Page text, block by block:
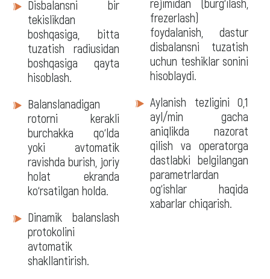
Disbalansni bir
tekislikdan
boshqasiga, bitta
tuzatish radiusidan
boshqasiga qayta
hisoblash.
Balanslanadigan
rotorni kerakli
burchakka qo‘lda
yoki avtomatik
ravishda burish, joriy
holat ekranda
ko‘rsatilgan holda.
Dinamik balanslash
protokolini
avtomatik
shakllantirish.
rejimidan (burg‘ilash,
frezerlash)
foydalanish, dastur
disbalansni tuzatish
uchun teshiklar sonini
hisoblaydi.
Aylanish tezligini 0,1
ayl/min gacha
aniqlikda nazorat
qilish va operatorga
dastlabki belgilangan
parametrlardan
og‘ishlar haqida
xabarlar chiqarish.